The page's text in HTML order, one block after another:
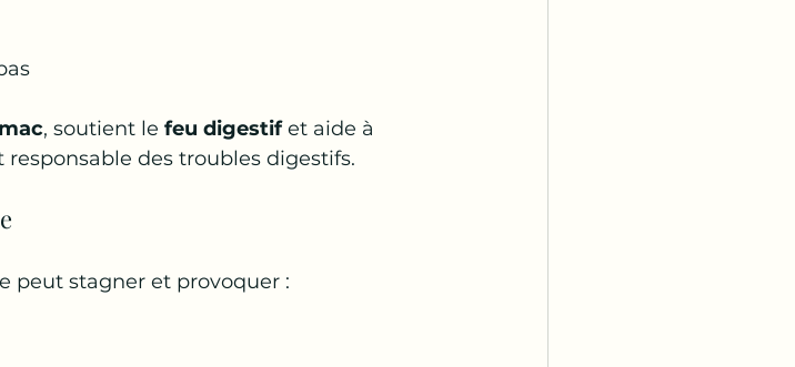
, soutient le feu digestif et aide à
responsable des troubles digestifs.
peut stagner et provoquer :